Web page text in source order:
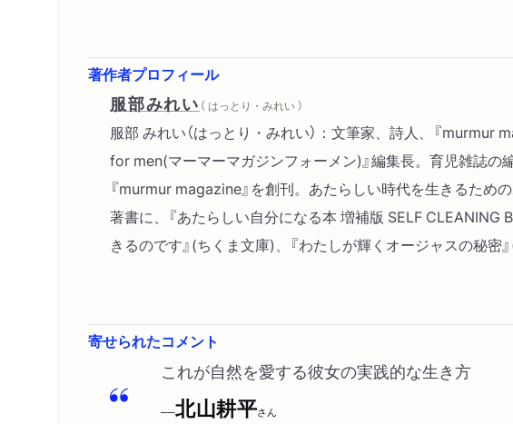
著作者プロフィール
服部みれい （ はっとり・みれい ）
服部 みれい（はっとり・みれい）：文筆家、詩人、『
for men(マーマーマガジンフォーメン)』編集長。育児雑誌
『murmur magazine』を創刊。あたらしい時代を生きるため
著書に、『あたらしい自分になる本 増補版 SELF CLEANING
きるのです』(ちくま文庫)、『わたしが輝くオージャスの秘密
寄せられたコメント
これが自然を愛する彼女の実践的な生き方
──北山耕平さん